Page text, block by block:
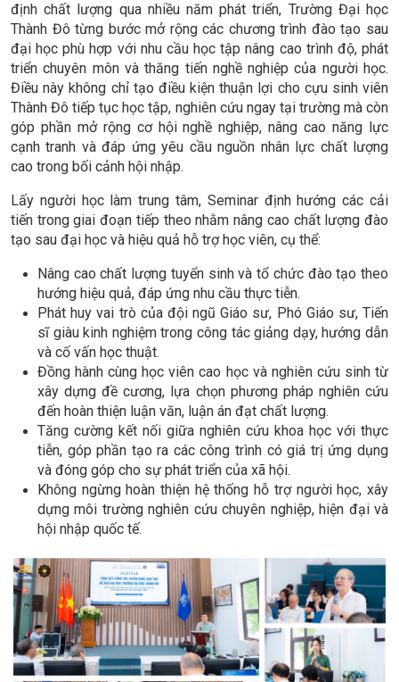
định chất lượng qua nhiều năm phát triển, Trường Đại học
Thành Đô từng bước mở rộng các chương trình đào tạo sau
đại học phù hợp với nhu cầu học tập nâng cao trình độ, phát
triển chuyên môn và thăng tiến nghề nghiệp của người học.
Điều này không chỉ tạo điều kiện thuận lợi cho cựu sinh viên
Thành Đô tiếp tục học tập, nghiên cứu ngay tại trường mà còn
góp phần mở rộng cơ hội nghề nghiệp, nâng cao năng lực
cạnh tranh và đáp ứng yêu cầu nguồn nhân lực chất lượng
cao trong bối cảnh hội nhập.
Lấy người học làm trung tâm, Seminar định hướng các cải
tiến trong giai đoạn tiếp theo nhằm nâng cao chất lượng đào
tạo sau đại học và hiệu quả hỗ trợ học viên, cụ thể:
Nâng cao chất lượng tuyển sinh và tổ chức đào tạo theo
hướng hiệu quả, đáp ứng nhu cầu thực tiễn.
Phát huy vai trò của đội ngũ Giáo sư, Phó Giáo sư, Tiến
sĩ giàu kinh nghiệm trong công tác giảng dạy, hướng dẫn
và cố vấn học thuật.
Đồng hành cùng học viên cao học và nghiên cứu sinh từ
xây dựng đề cương, lựa chọn phương pháp nghiên cứu
đến hoàn thiện luận văn, luận án đạt chất lượng.
Tăng cường kết nối giữa nghiên cứu khoa học với thực
tiễn, góp phần tạo ra các công trình có giá trị ứng dụng
và đóng góp cho sự phát triển của xã hội.
Không ngừng hoàn thiện hệ thống hỗ trợ người học, xây
dựng môi trường nghiên cứu chuyên nghiệp, hiện đại và
hội nhập quốc tế.